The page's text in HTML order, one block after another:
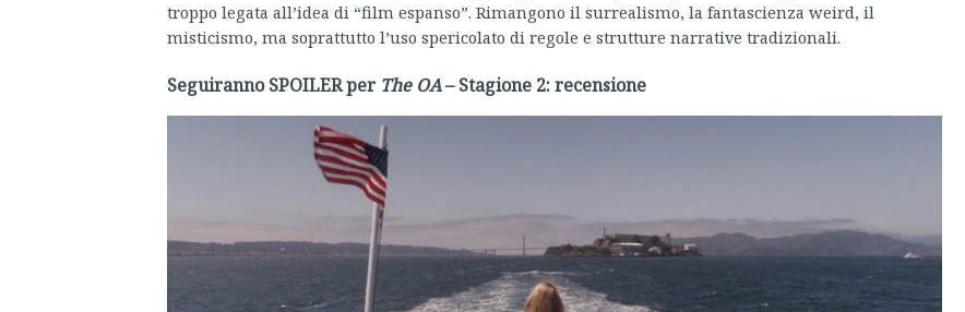
troppo legata all’idea di “film espanso”. Rimangono il surrealismo, la fantascienza weird, il
misticismo, ma soprattutto l’uso spericolato di regole e strutture narrative tradizionali.
Seguiranno SPOILER per The OA– Stagione 2: recensione